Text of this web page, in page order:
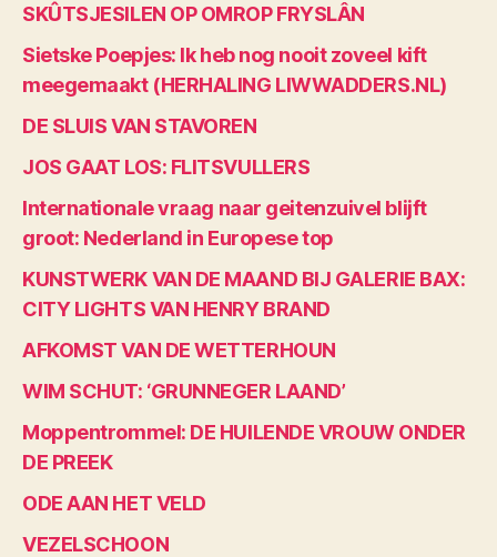
SKÛTSJESILEN OP OMROP FRYSLÂN
Sietske Poepjes: Ik heb nog nooit zoveel kift
meegemaakt (HERHALING LIWWADDERS.NL)
DE SLUIS VAN STAVOREN
JOS GAAT LOS: FLITSVULLERS
Internationale vraag naar geitenzuivel blijft
groot: Nederland in Europese top
KUNSTWERK VAN DE MAAND BIJ GALERIE BAX:
CITY LIGHTS VAN HENRY BRAND
AFKOMST VAN DE WETTERHOUN
WIM SCHUT: ‘GRUNNEGER LAAND’
Moppentrommel: DE HUILENDE VROUW ONDER
DE PREEK
ODE AAN HET VELD
VEZELSCHOON